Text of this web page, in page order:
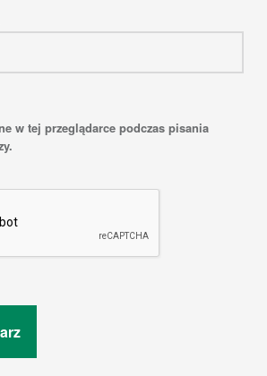
w tej przeglądarce podczas pisania